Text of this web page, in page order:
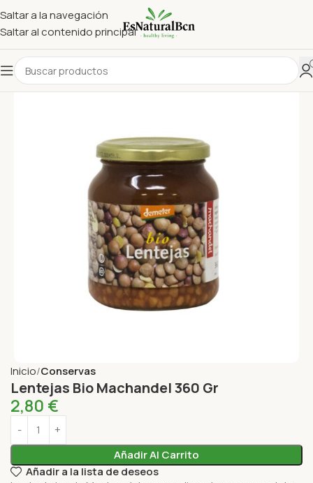
Saltar a la navegación
Saltar al contenido principal
Inicio Conservas
Lentejas Bio Machandel 360 Gr
2,80 €
Añadir Al Carrito
Añadir a la lista de deseos